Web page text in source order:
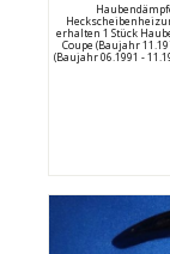
erhalten 1 Stück
Coupe (Baujahr
(Baujahr 06.1991 -